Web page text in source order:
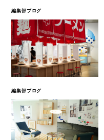
編集部ブログ
編集部ブログ